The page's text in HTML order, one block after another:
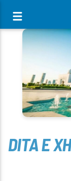
[There are no
DITA E